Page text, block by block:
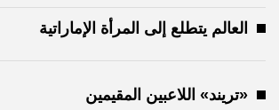
العالم يتطلع إلى المرأة الإماراتية
«تريند» اللاعبين المقيمين